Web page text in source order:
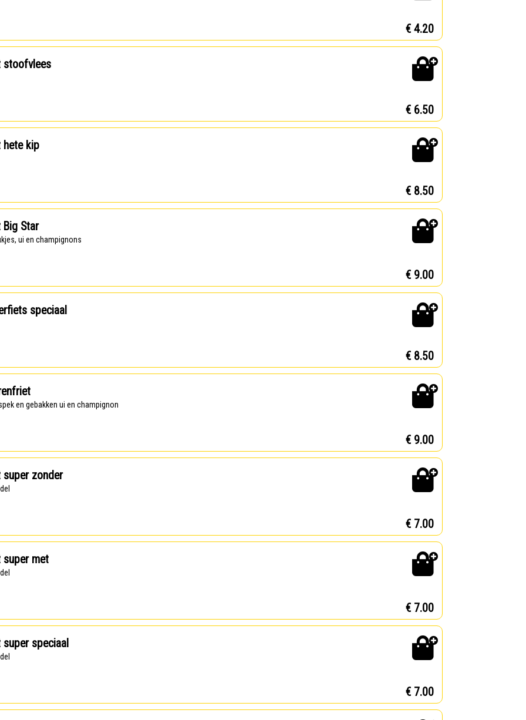
€ 4.20
stoofvlees
€ 6.50
hete kip
€ 8.50
Big Star
ui en champignons
€ 9.00
speciaal
€ 8.50
spek en gebakken ui en champignon
€ 9.00
super zonder
€ 7.00
super met
€ 7.00
super speciaal
€ 7.00